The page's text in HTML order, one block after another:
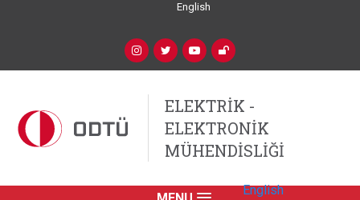
Switcher
(Custom)
English
Social
ELEKTRİK -
ELEKTRONİK
MÜHENDİSLİĞİ
English